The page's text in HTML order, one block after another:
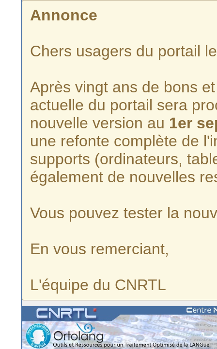
Annonce
Chers usagers du portail
Après vingt ans de bons
actuelle du portail sera
nouvelle version au 1er
une refonte complète de
supports (ordinateurs,
également de nouvelles
Vous pouvez tester la
En vous remerciant,
L'équipe du CNRTL